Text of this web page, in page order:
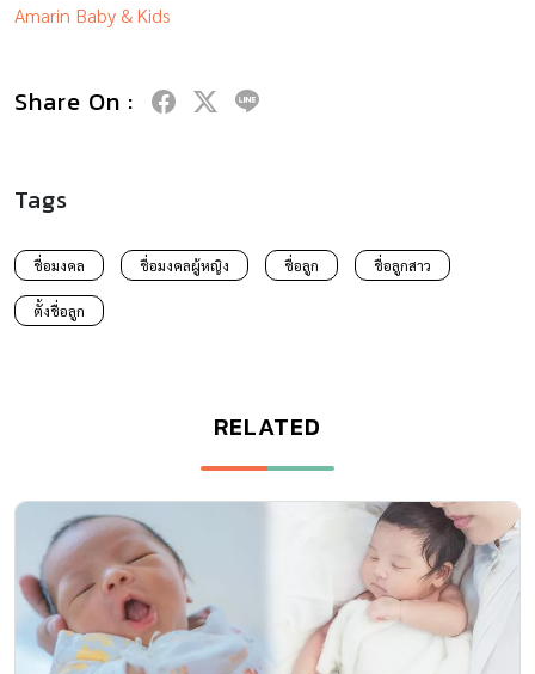
Amarin Baby & Kids
Share On :
Tags
ชื่อมงคล ชื่อมงคลผู้หญิง ชื่อลูก ชื่อลูกสาว
ตั้งชื่อลูก
RELATED